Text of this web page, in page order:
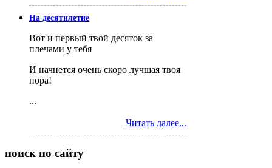
На десятилетие
Вот и первый твой десяток за
плечами у тебя
И начнется очень скоро лучшая твоя
пора!
...
Читать далее...
поиск по сайту